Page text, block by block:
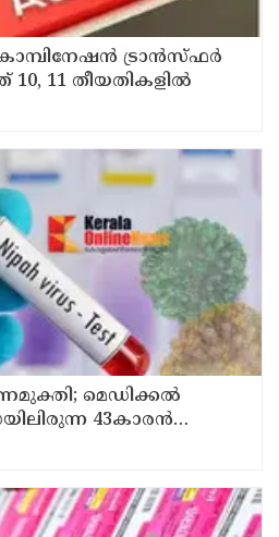
ട്രാൻസ്ഫർ
11 തീയതികളിൽ
മെഡിക്കൽ
43കാരൻ